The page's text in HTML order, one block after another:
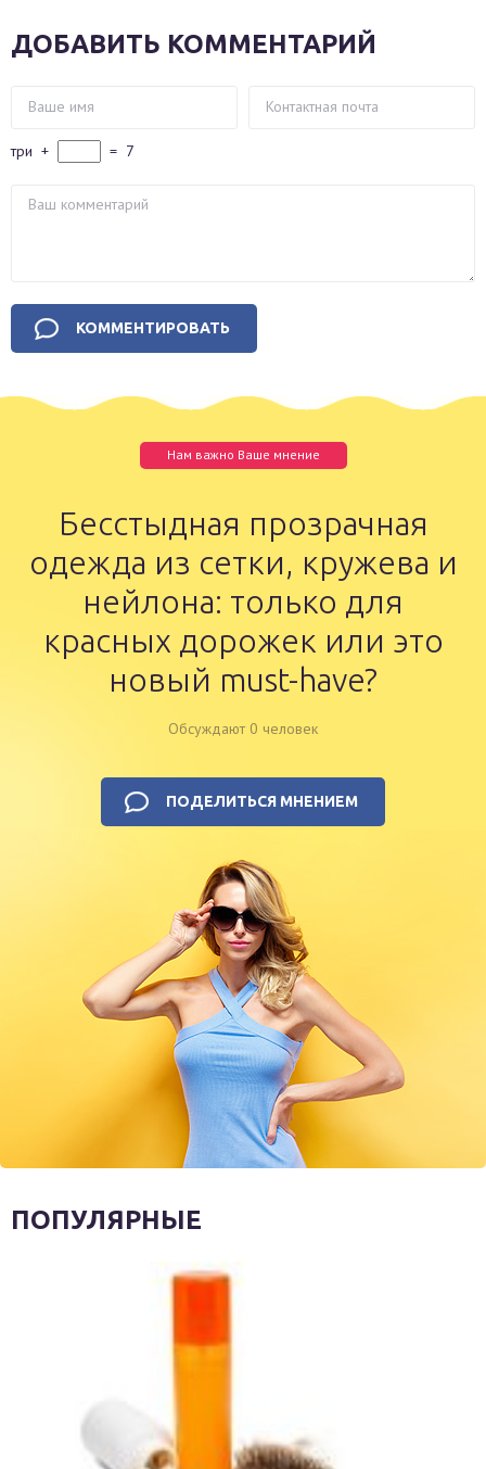
ДОБАВИТЬ КОММЕНТАРИЙ
три + = 7
Нам важно Ваше мнение
Бесстыдная прозрачная
одежда из сетки, кружева и
нейлона: только для
красных дорожек или это
новый must-have?
Обсуждают 0 человек
ПОДЕЛИТЬСЯ МНЕНИЕМ
ПОПУЛЯРНЫЕ